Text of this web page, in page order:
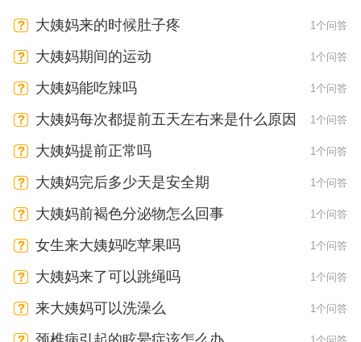
大姨妈来的时候肚子疼 1个问答
大姨妈期间的运动 1个问答
大姨妈能吃辣吗 1个问答
大姨妈每次都提前五天左右来是什么原因 1个问答
大姨妈提前正常吗 1个问答
大姨妈完后多少天是安全期 1个问答
大姨妈前褐色分泌物怎么回事 1个问答
女生来大姨妈吃苹果吗 1个问答
大姨妈来了可以跳绳吗 1个问答
来大姨妈可以洗澡么 1个问答